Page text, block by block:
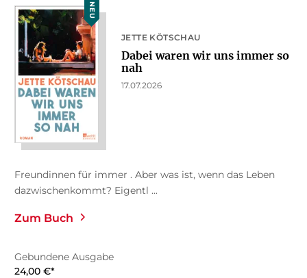
NEU
JETTE KÖTSCHAU
Dabei waren wir uns immer so
nah
17.07.2026
Freundinnen für immer . Aber was ist, wenn das Leben
dazwischenkommt? Eigentl ...
Zum Buch
Gebundene Ausgabe
24,00 €*